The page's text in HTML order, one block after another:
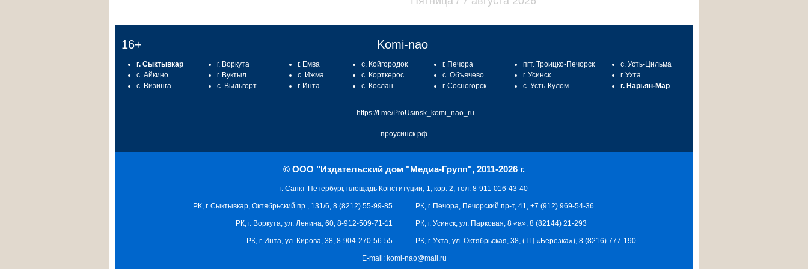
16+ Komi-nao
г. Сыктывкар
с. Айкино
с. Визинга
г. Воркута
г. Вуктыл
с. Выльгорт
г. Емва
с. Ижма
г. Инта
с. Койгородок
с. Корткерос
с. Кослан
г. Печора
с. Объячево
г. Сосногорск
пгт. Троицко-Печорск
г. Усинск
с. Усть-Кулом
с. Усть-Цильма
г. Ухта
г. Нарьян-Мар
https://t.me/ProUsinsk_komi_nao_ru
проусинск.рф
© ООО "Издательский дом "Медиа-Групп", 2011-2026 г.
г. Санкт-Петербург, площадь Конституции, 1, кор. 2, тел. 8-911-016-43-40
РК, г. Печора, Печорский пр-т, 41, +7 (912) 969-54-36
РК, г. Усинск, ул. Парковая, 8 «а», 8 (82144) 21-293
РК, г. Ухта, ул. Октябрьская, 38, (ТЦ «Березка»), 8 (8216) 777-190
РК, г. Сыктывкар, Октябрьский пр., 131/6, 8 (8212) 55-99-85
РК, г. Воркута, ул. Ленина, 60, 8-912-509-71-11
РК, г. Инта, ул. Кирова, 38, 8-904-270-56-55
E-mail: komi-nao@mail.ru